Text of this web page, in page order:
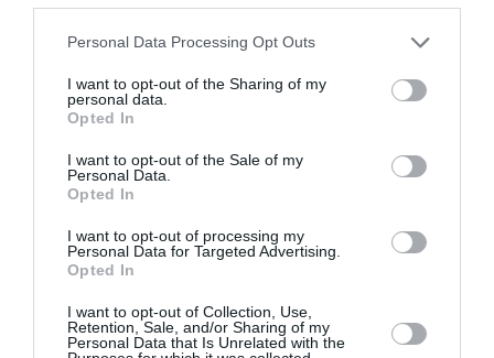
Personal Data Processing Opt Outs
I want to opt-out of the Sharing of my
personal data.
Opted In
I want to opt-out of the Sale of my
Personal Data.
Opted In
I want to opt-out of processing my
Personal Data for Targeted Advertising.
Opted In
I want to opt-out of Collection, Use,
Retention, Sale, and/or Sharing of my
Personal Data that Is Unrelated with the
viva.gr
Πληροφορίες / Κρατήσεις:
Τηλ.: 6943 770690 , 2105200602 |
Ακολουθήστε το Culturenow.gr στοGoogle News
μάθετε πρώτοι όλες τις ειδήσεις
Δείτε όλα τατελευταία νέαγια την Τέχνη και τον